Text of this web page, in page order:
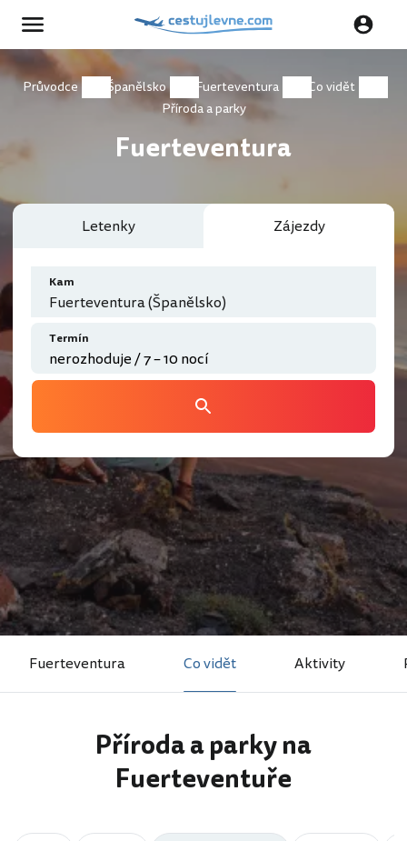
Průvodce Španělsko Fuerteventura
Co vidět
Příroda a parky
Fuerteventura
Letenky Zájezdy
Kam
Fuerteventura (Španělsko)
Termín
Fuerteventura Co vidět Aktivity
Příroda a parky na
Fuerteventuře